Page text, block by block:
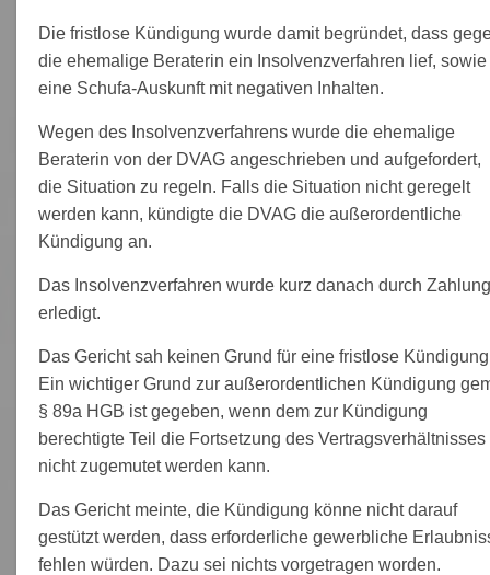
Die fristlose Kündigung wurde damit begründet, dass
die ehemalige Beraterin ein Insolvenzverfahren lief, sowie
eine Schufa-Auskunft mit negativen Inhalten.
Wegen des Insolvenzverfahrens wurde die ehemalige
Beraterin von der DVAG angeschrieben und aufgefordert,
die Situation zu regeln. Falls die Situation nicht geregelt
werden kann, kündigte die DVAG die außerordentliche
Kündigung an.
Das Insolvenzverfahren wurde kurz danach durch Zahlung
erledigt.
Das Gericht sah keinen Grund für eine fristlose
Ein wichtiger Grund zur außerordentlichen Kündigung
§ 89a HGB ist gegeben, wenn dem zur Kündigung
berechtigte Teil die Fortsetzung des Vertragsverhältnisses
nicht zugemutet werden kann.
Das Gericht meinte, die Kündigung könne nicht darauf
gestützt werden, dass erforderliche gewerbliche
fehlen würden. Dazu sei nichts vorgetragen worden.